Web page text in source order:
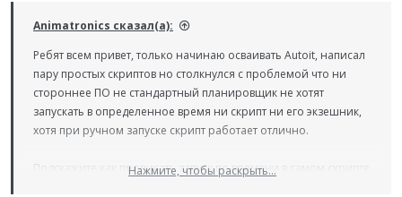
Animatronics сказал(а):
Ребят всем привет, только начинаю осваивать Autoit, написал
пару простых скриптов но столкнулся с проблемой что ни
стороннее ПО не стандартный планировщик не хотят
запускать в определенное время ни скрипт ни его экзешник,
хотя при ручном запуске скрипт работает отлично.
Подскажите как прописать запуск по времени в самом скрипте
Нажмите, чтобы раскрыть...